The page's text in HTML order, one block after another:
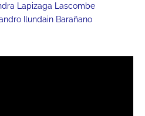
Lapizaga Lascombe
Ilundain Barañano